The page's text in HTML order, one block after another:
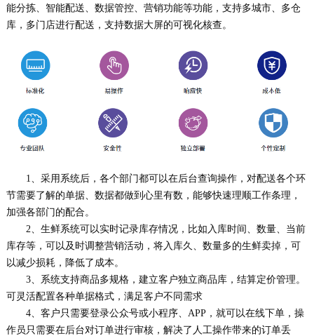
能分拣、智能配送、数据管控、营销功能等功能，支持多城市、多仓
库，多门店进行配送，支持数据大屏的可视化核查。
1、采用系统后，各个部门都可以在后台查询操作，对配送各个环
节需要了解的单据、数据都做到心里有数，能够快速理顺工作条理，
加强各部门的配合。
2、生鲜系统可以实时记录库存情况，比如入库时间、数量、当前
库存等，可以及时调整营销活动，将入库久、数量多的生鲜卖掉，可
以减少损耗，降低了成本。
3、系统支持商品多规格，建立客户独立商品库，结算定价管理。
可灵活配置各种单据格式，满足客户不同需求
4、客户只需要登录公众号或小程序、APP，就可以在线下单，操
作员只需要在后台对订单进行审核，解决了人工操作带来的订单丢